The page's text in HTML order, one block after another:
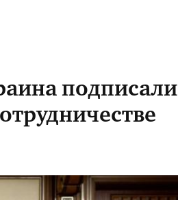
подписали